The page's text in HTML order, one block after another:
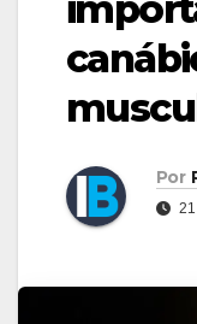
Por